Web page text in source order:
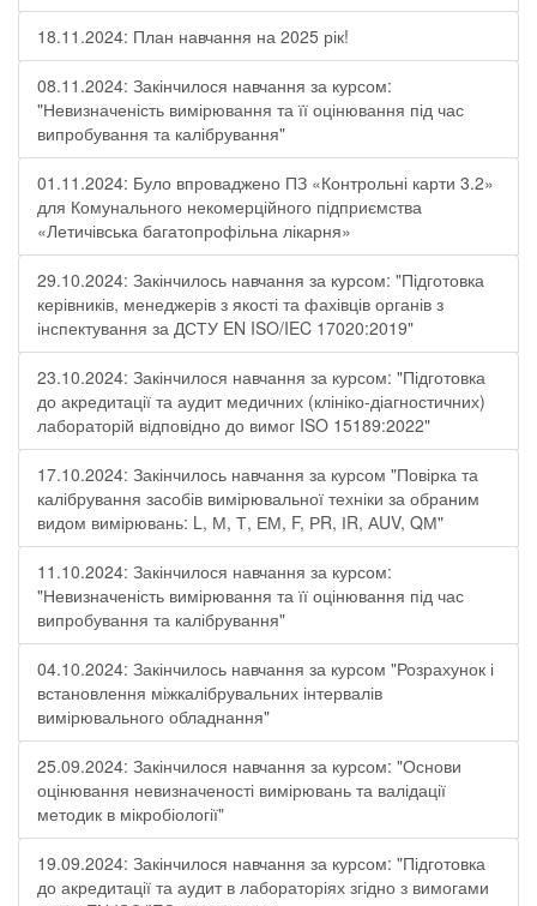
18.11.2024: План навчання на 2025 рік!
08.11.2024: Закінчилося навчання за курсом:
"Невизначеність вимірювання та її оцінювання під час
випробування та калібрування"
01.11.2024: Було впроваджено ПЗ «Контрольні карти 3.2»
для Комунального некомерційного підприємства
«Летичівська багатопрофільна лікарня»
29.10.2024: Закінчилось навчання за курсом: "Підготовка
керівників, менеджерів з якості та фахівців органів з
інспектування за ДСТУ EN ISO/IEC 17020:2019"
23.10.2024: Закінчилося навчання за курсом: "Підготовка
до акредитації та аудит медичних (клініко-діагностичних)
лабораторій відповідно до вимог ISO 15189:2022"
17.10.2024: Закінчилось навчання за курсом "Повірка та
калібрування засобів вимірювальної техніки за обраним
видом вимірювань: L, М, Т, ЕМ, F, РR, ІR, АUV, QМ"
11.10.2024: Закінчилося навчання за курсом:
"Невизначеність вимірювання та її оцінювання під час
випробування та калібрування"
04.10.2024: Закінчилось навчання за курсом "Розрахунок і
встановлення міжкалібрувальних інтервалів
вимірювального обладнання"
25.09.2024: Закінчилося навчання за курсом: "Основи
оцінювання невизначеності вимірювань та валідації
методик в мікробіології"
19.09.2024: Закінчилося навчання за курсом: "Підготовка
до акредитації та аудит в лабораторіях згідно з вимогами